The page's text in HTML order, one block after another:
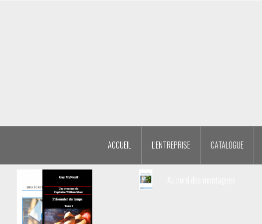
ACCUEIL L’ENTREPRISE CATALOGUE